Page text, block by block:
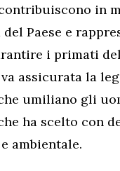
in
Paese e
i primati
assicurata la
umiliano gli
ha scelto con
ambientale.